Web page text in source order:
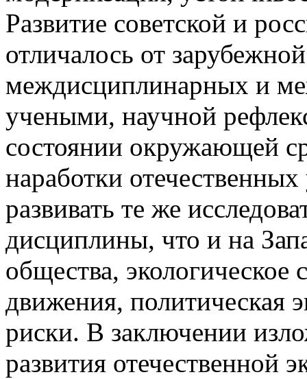
Развитие советской и
отличалось от
междисциплинарных и
учеными, научной
состоянии окружающей
наработки
развивать те же
дисциплины, что и на
общества, экологическое
движения, политическая
риски. В заключении
развития отечественной